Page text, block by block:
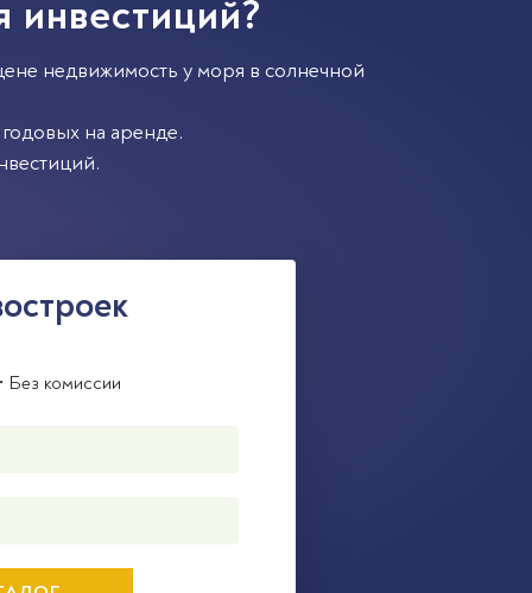
недвижимость у моря в солнечной
на аренде.
Без комиссии